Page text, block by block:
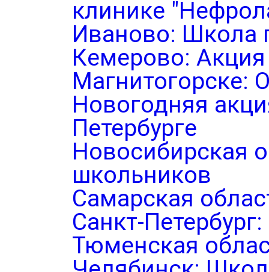
клинике
Иваново: Школа
Кемерово:
Магнитогорске:
Новогодняя
Петербурге
Новосибирская
школьников
Самарская
Санкт-
Тюменская